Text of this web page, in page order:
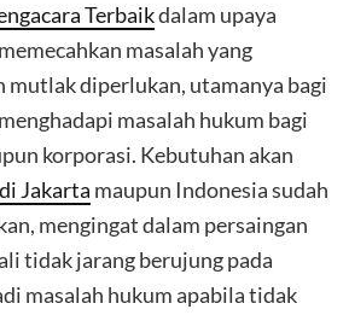
Terbaikdalam upaya
masalah yang
mutlak diperlukan, utamanya bagi
masalah hukum bagi
korporasi. Kebutuhan akan
Jakarta maupun Indonesia sudah
mengingat dalam persaingan
tidak jarang berujung pada
masalah hukum apabila tidak